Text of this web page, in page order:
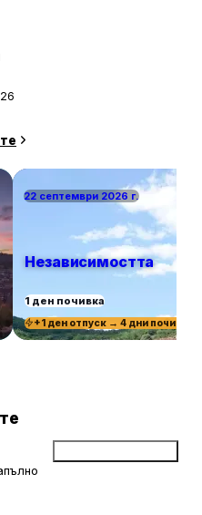
22 септември 2026 г.
Независимостта
1 ден почивка
+1 ден отпуск → 4 дни почивка